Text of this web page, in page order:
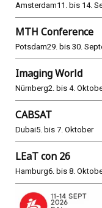
Amsterdam11. bis 14.
MTH Conference
Potsdam29. bis 30.
Imaging World
Nürnberg2. bis 4.
CABSAT
Dubai5. bis 7. Oktober
LEaT con 26
Hamburg6. bis 8.